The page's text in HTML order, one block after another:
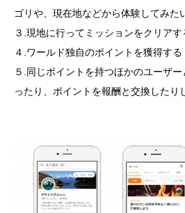
ゴリや、現在地などから体験してみた
３.現地に行ってミッションをクリアす
４.ワールド独自のポイントを獲得する
５.同じポイントを持つほかのユーザ
ったり、ポイントを報酬と交換したり